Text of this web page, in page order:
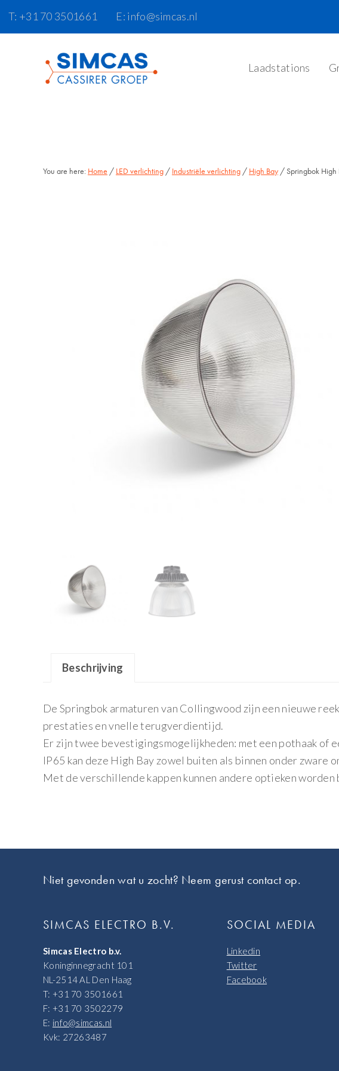
T: +31 70 3501661 E: info@simcas.nl
Laadstations
You are here: Home / LED verlichting / Industriële verlichting / High Bay/ Springbok High
Beschrijving
De Springbok armaturen van Collingwood zijn een nieuwe
prestaties en vnelle terugverdientijd.
Er zijn twee bevestigingsmogelijkheden: met een pothaak of
IP65 kan deze High Bay zowel buiten als binnen onder zware
Met de verschillende kappen kunnen andere optieken
Niet gevonden wat u zocht? Neem gerust contact op.
SIMCAS ELECTRO B.V.
Simcas Electro b.v.
Koninginnegracht 101
NL-2514 AL Den Haag
T: +31 70 3501661
F: +31 70 3502279
E: info@simcas.nl
Kvk: 27263487
SOCIAL MEDIA
Linkedin
Twitter
Facebook